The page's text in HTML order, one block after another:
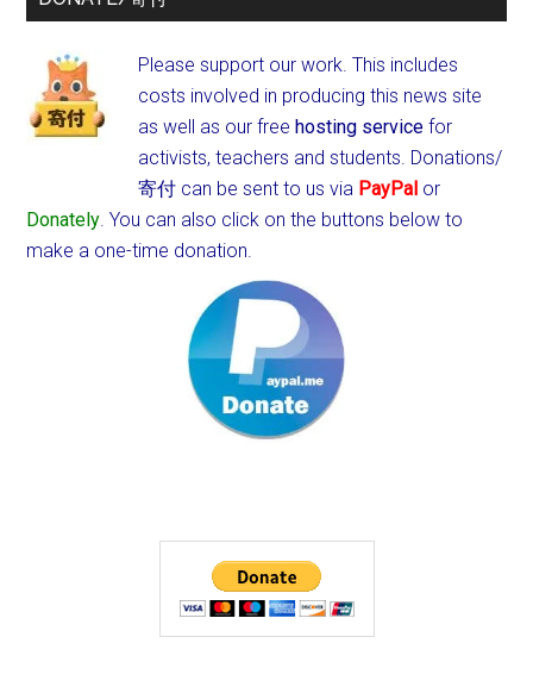
Please support our work. This includes
costs involved in producing this news site
as well as our freehosting service for
activists, teachers and students. Donations/
寄付 can be sent to us via PayPal or
Donately. You can also click on the buttons below to
make a one-time donation.